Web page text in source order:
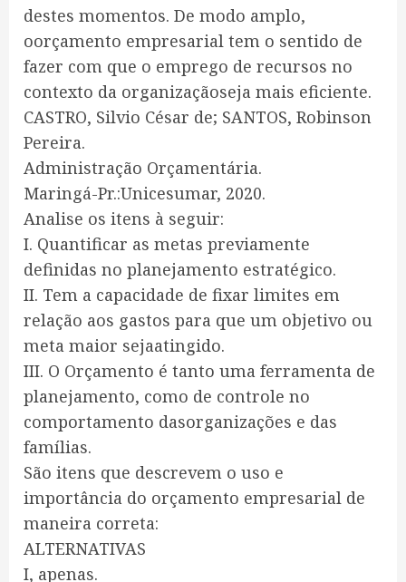
destes momentos. De modo amplo,
oorçamento empresarial tem o sentido de
fazer com que o emprego de recursos no
contexto da organizaçãoseja mais eficiente.
CASTRO, Silvio César de; SANTOS, Robinson
Pereira.
Administração Orçamentária.
Maringá-Pr.:Unicesumar, 2020.
Analise os itens à seguir:
I. Quantificar as metas previamente
definidas no planejamento estratégico.
II. Tem a capacidade de fixar limites em
relação aos gastos para que um objetivo ou
meta maior sejaatingido.
III. O Orçamento é tanto uma ferramenta de
planejamento, como de controle no
comportamento dasorganizações e das
famílias.
São itens que descrevem o uso e
importância do orçamento empresarial de
maneira correta:
ALTERNATIVAS
I, apenas.